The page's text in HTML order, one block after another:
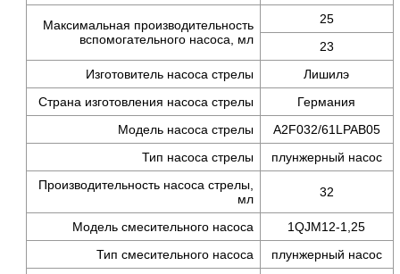
Максимальная производительность
вспомогательного насоса, мл
25
23
Изготовитель насоса стрелы
Лишилэ
Страна изготовления насоса стрелы
Германия
Модель насоса стрелы
A2F032/61LPAB05
Тип насоса стрелы
плунжерный насос
Производительность насоса стрелы,
мл
32
Модель смесительного насоса
1QJМ12-1,25
Тип смесительного насоса
плунжерный насос